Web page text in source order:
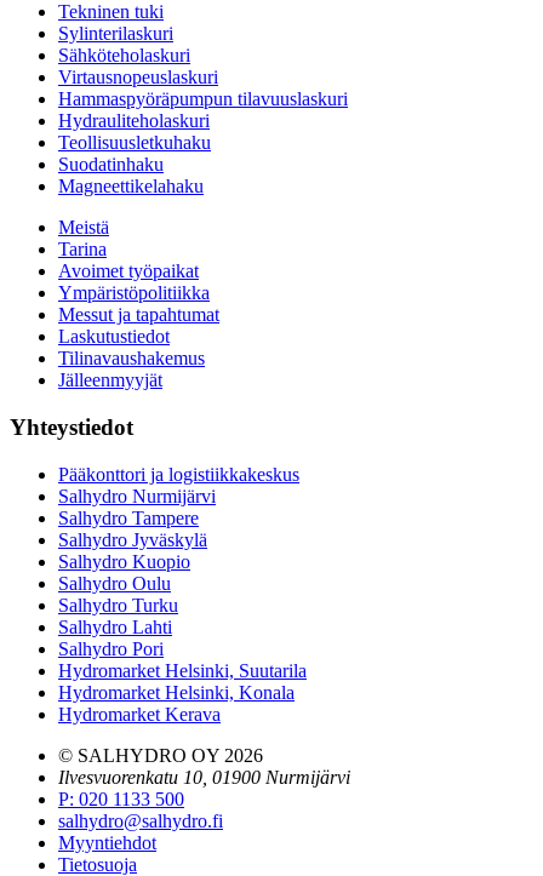
Tekninen tuki
Sylinterilaskuri
Sähköteholaskuri
Virtausnopeuslaskuri
Hammaspyöräpumpun tilavuuslaskuri
Hydrauliteholaskuri
Teollisuusletkuhaku
Suodatinhaku
Magneettikelahaku
Meistä
Tarina
Avoimet työpaikat
Ympäristöpolitiikka
Messut ja tapahtumat
Laskutustiedot
Tilinavaushakemus
Jälleenmyyjät
Yhteystiedot
Pääkonttori ja logistiikkakeskus
Salhydro Nurmijärvi
Salhydro Tampere
Salhydro Jyväskylä
Salhydro Kuopio
Salhydro Oulu
Salhydro Turku
Salhydro Lahti
Salhydro Pori
Hydromarket Helsinki, Suutarila
Hydromarket Helsinki, Konala
Hydromarket Kerava
© SALHYDRO OY 2026
Ilvesvuorenkatu 10, 01900 Nurmijärvi
P: 020 1133 500
salhydro@salhydro.fi
Myyntiehdot
Tietosuoja